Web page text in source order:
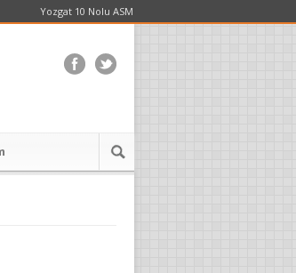
Yozgat 10 Nolu ASM